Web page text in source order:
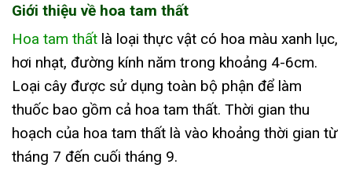
Giới thiệu về hoa tam thất
Hoa tam thất là loại thực vật có hoa màu xanh lục,
hơi nhạt, đường kính năm trong khoảng 4-6cm.
Loại cây được sử dụng toàn bộ phận để làm
thuốc bao gồm cả hoa tam thất. Thời gian thu
hoạch của hoa tam thất là vào khoảng thời gian từ
tháng 7 đến cuối tháng 9.